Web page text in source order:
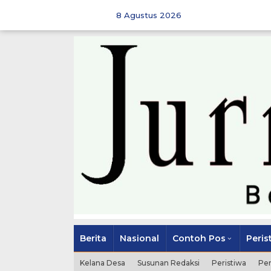
8 Agustus 2026
Berita Nasional Contoh Pos
Kelana Desa Susunan Redaksi Peristiwa